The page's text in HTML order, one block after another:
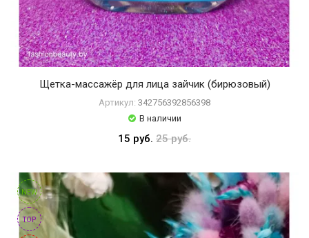
Щетка-массажёр для лица зайчик (бирюзовый)
Артикул: 342756392856398
В наличии
15 руб. 25 руб.
NEW
TOP